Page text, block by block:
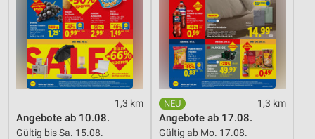
1,3 km
Angebote ab 10.08.
Gültig bis Sa. 15.08.
1,3 km
Angebote ab 17.08.
Gültig ab Mo. 17.08.